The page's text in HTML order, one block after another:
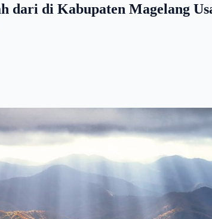
dari di Kabupaten Magelang